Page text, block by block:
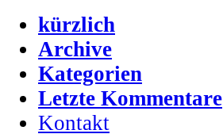
kürzlich
Archive
Kategorien
Letzte Kommentare
Kontakt